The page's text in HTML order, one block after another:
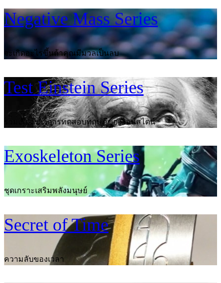
Negative Mass Series
จะเกิดอะไรขึ้นถ้าคุณมีมวลเป็นลบ
Test Einstein Series
รวมเรื่องราวการทดสอบทฤษฎีของไอน์สไตน์
Exoskeleton Series
ชุดเกราะเสริมพลังมนุษย์
Secret of Time
ความลับของเวลา